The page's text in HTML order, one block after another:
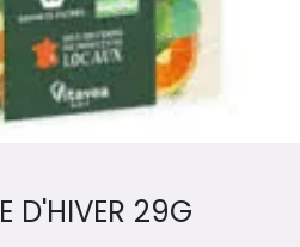
D'HIVER 29G